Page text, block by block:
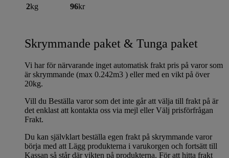
2kg 96kr
Skrymmande paket & Tunga paket
Vi har för närvarande inget automatisk frakt pris på varor som
är skrymmande (max 0.242m3 ) eller med en vikt på över
20kg.
Vill du Beställa varor som det inte går att välja till frakt på är
det enklast att kontakta oss via mejl eller Välj prisförfrågan
Frakt.
Du kan självklart beställa egen frakt på skrymmande varor
börja med att Lägg produkterna i varukorgen och fortsätt till
Kassan så står där vikten på produkterna. För att hitta frakt